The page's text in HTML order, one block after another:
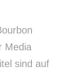
Media
sind auf